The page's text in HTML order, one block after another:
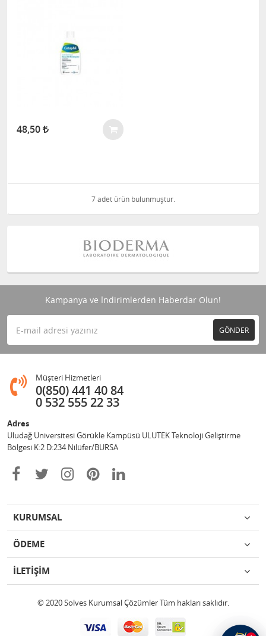
48,50
7 adet ürün bulunmuştur.
Kampanya ve İndirimlerden Haberdar Olun!
GÖNDER
Müşteri Hizmetleri
0(850) 441 40 84
0 532 555 22 33
Adres
Uludağ Üniversitesi Görükle Kampüsü ULUTEK Teknoloji Geliştirme
Bölgesi K:2 D:234 Nilüfer/BURSA
KURUMSAL
ÖDEME
İLETİŞİM
© 2020 Solves Kurumsal Çözümler Tüm hakları saklıdır.